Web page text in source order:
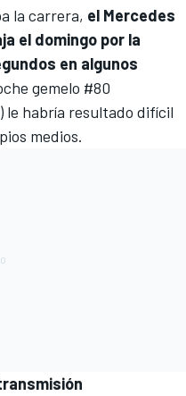
la carrera, el Mercedes
el domingo por la
en algunos
gemelo #80
le habría resultado difícil
medios.